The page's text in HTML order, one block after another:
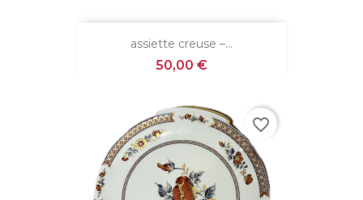
assiette creuse –...
Prix
50,00 €
favorite_border